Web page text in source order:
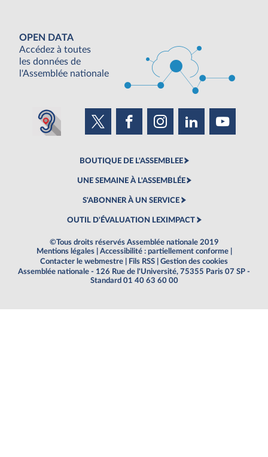
OPEN DATA
Accédez à toutes
les données de
l'Assemblée nationale
BOUTIQUE DE L'ASSEMBLEE
UNE SEMAINE À L'ASSEMBLÉE
S'ABONNER À UN SERVICE
OUTIL D'ÉVALUATION LEXIMPACT
©Tous droits réservés Assemblée nationale 2019
Mentions légales
Accessibilité : partiellement conforme
Contacter le webmestre
Fils RSS
Gestion des cookies
Assemblée nationale - 126 Rue de l'Université, 75355 Paris 07 SP -
Standard 01 40 63 60 00